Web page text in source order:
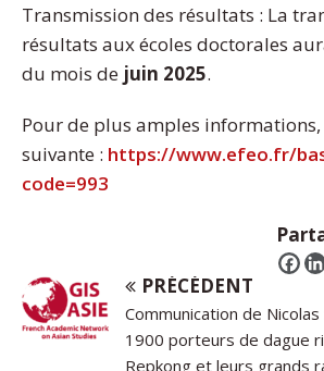
Transmission des résultats : La
résultats aux écoles doctorales
du mois de juin 2025.
Pour de plus amples
suivante : https://www.efeo.fr/
code=993
PRÉCÉDENT
Communication de
1900 porteurs de dague
Repkong et leurs grands